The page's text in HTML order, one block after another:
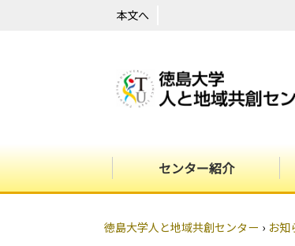
本文へ
センター紹介
徳島大学人と地域共創センター › お知